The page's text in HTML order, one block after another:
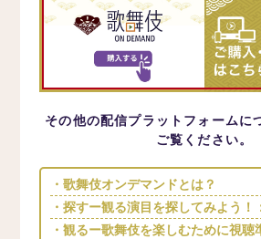
その他の配信プラットフォームに
ご覧ください。
・歌舞伎オンデマンドとは？
・探すー観る演目を探してみよう！
・観るー歌舞伎を楽しむために視聴